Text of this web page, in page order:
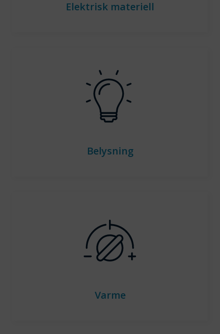
Elektrisk materiell
Belysning
Varme